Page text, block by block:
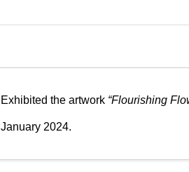
Exhibited the artwork “Flourishing
January 2024.